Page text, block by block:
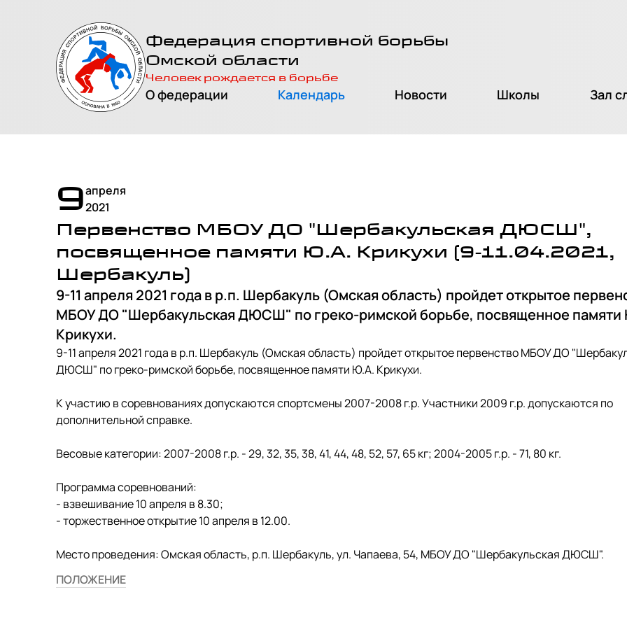
На главную
страницу
Федерация спортивной борьбы
Омской области
Человек рождается в борьбе
О федерации Календарь Новости Школы Зал
9апреля
2021
Первенство МБОУ ДО "Шербакульская ДЮСШ",
посвященное памяти Ю.А. Крикухи (9-11.04.2021,
Шербакуль)
9-11 апреля 2021 года в р.п. Шербакуль (Омская область) пройдет открытое
МБОУ ДО "Шербакульская ДЮСШ" по греко-римской борьбе, посвященное памяти
Крикухи.
9-11 апреля 2021 года в р.п. Шербакуль (Омская область) пройдет открытое первенство МБОУ ДО
ДЮСШ" по греко-римской борьбе, посвященное памяти Ю.А. Крикухи.
К участию в соревнованиях допускаются спортсмены 2007-2008 г.р. Участники 2009 г.р. допускаются по
дополнительной справке.
Весовые категории: 2007-2008 г.р. - 29, 32, 35, 38, 41, 44, 48, 52, 57, 65 кг; 2004-2005 г.р. - 71, 80 кг.
Программа соревнований:
- взвешивание 10 апреля в 8.30;
- торжественное открытие 10 апреля в 12.00.
Место проведения: Омская область, р.п. Шербакуль, ул. Чапаева, 54, МБОУ ДО "Шербакульская ДЮСШ".
ПОЛОЖЕНИЕ